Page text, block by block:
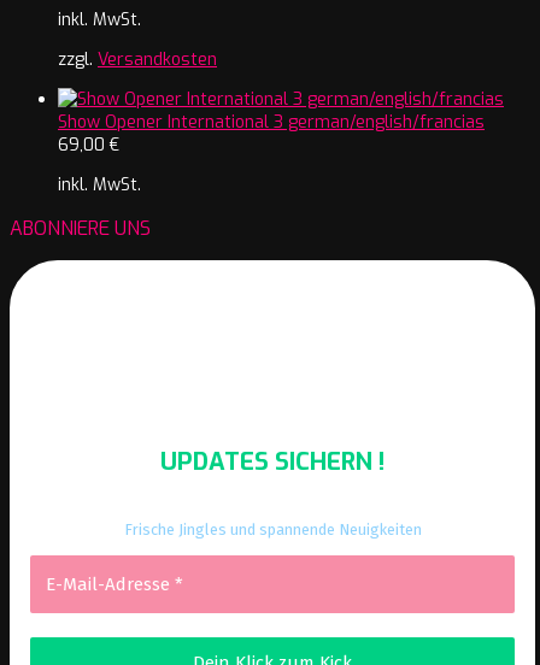
inkl. MwSt.
zzgl. Versandkosten
Show Opener International 3 german/english/francias
69,00 €
inkl. MwSt.
ABONNIERE UNS
UPDATES SICHERN !
Frische Jingles und spannende Neuigkeiten